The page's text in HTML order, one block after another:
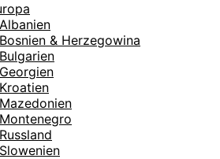
Albanien
Bosnien & Herzegowina
Bulgarien
Georgien
Kroatien
Mazedonien
Montenegro
Russland
Slowenien